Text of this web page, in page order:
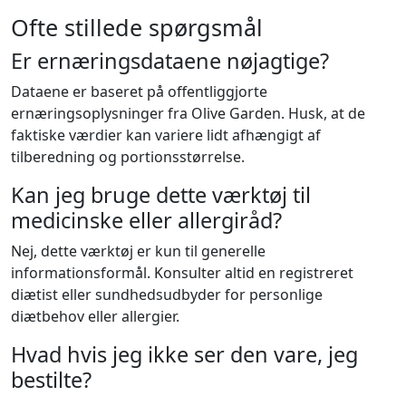
Ofte stillede spørgsmål
Er ernæringsdataene nøjagtige?
Dataene er baseret på offentliggjorte
ernæringsoplysninger fra Olive Garden. Husk, at de
faktiske værdier kan variere lidt afhængigt af
tilberedning og portionsstørrelse.
Kan jeg bruge dette værktøj til
medicinske eller allergiråd?
Nej, dette værktøj er kun til generelle
informationsformål. Konsulter altid en registreret
diætist eller sundhedsudbyder for personlige
diætbehov eller allergier.
Hvad hvis jeg ikke ser den vare, jeg
bestilte?